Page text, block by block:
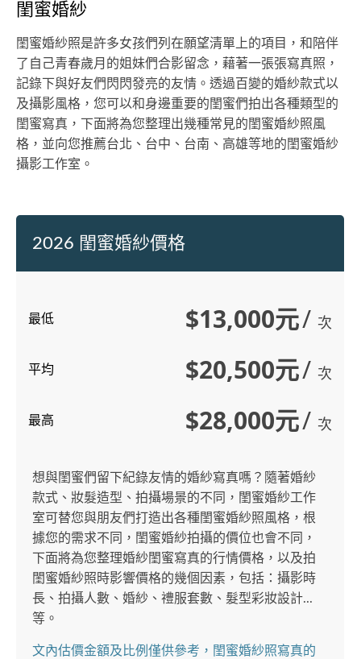
閨蜜婚紗
閨蜜婚紗照是許多女孩們列在願望清單上的項目，和陪伴
了自己青春歲月的姐妹們合影留念，藉著一張張寫真照，
記錄下與好友們閃閃發亮的友情。透過百變的婚紗款式以
及攝影風格，您可以和身邊重要的閨蜜們拍出各種類型的
閨蜜寫真，下面將為您整理出幾種常見的閨蜜婚紗照風
格，並向您推薦台北、台中、台南、高雄等地的閨蜜婚紗
攝影工作室。
2026 閨蜜婚紗價格
最低 $13,000元/ 次
平均 $20,500元/ 次
最高 $28,000元/ 次
想與閨蜜們留下紀錄友情的婚紗寫真嗎？隨著婚紗
款式、妝髮造型、拍攝場景的不同，閨蜜婚紗工作
室可替您與朋友們打造出各種閨蜜婚紗照風格，根
據您的需求不同，閨蜜婚紗拍攝的價位也會不同，
下面將為您整理婚紗閨蜜寫真的行情價格，以及拍
閨蜜婚紗照時影響價格的幾個因素，包括：攝影時
長、拍攝人數、婚紗、禮服套數、髮型彩妝設計...
等。
文內估價金額及比例僅供參考，閨蜜婚紗照寫真的